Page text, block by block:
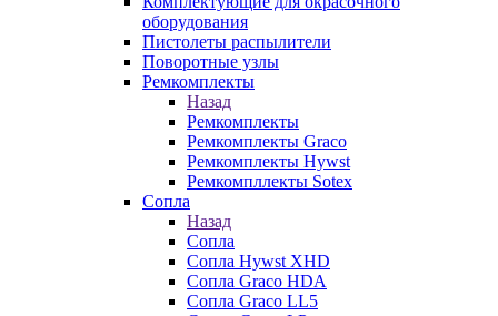
оборудования
Пистолеты распылители
Поворотные узлы
Ремкомплекты
Назад
Ремкомплекты
Ремкомплекты Graco
Ремкомплекты Hywst
Ремкомпллекты Sotex
Сопла
Назад
Сопла
Сопла Hywst XHD
Сопла Graco HDA
Сопла Graco LL5